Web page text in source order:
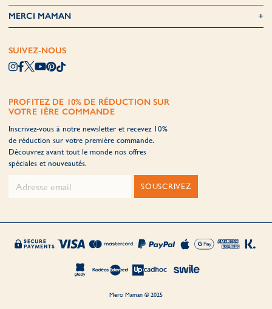
MERCI MAMAN
SUIVEZ-NOUS
PROFITEZ DE 10% DE RÉDUCTION SUR
VOTRE 1ÈRE COMMANDE
Inscrivez-vous à notre newsletter et recevez 10%
de réduction sur votre première commande.
Découvrez avant tout le monde nos offres
spéciales et nouveautés.
SOUSCRIVEZ
Merci Maman © 2025